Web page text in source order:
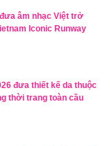
âm nhạc Việt trở
Iconic Runway
đưa thiết kế da thuộc
thời trang toàn cầu